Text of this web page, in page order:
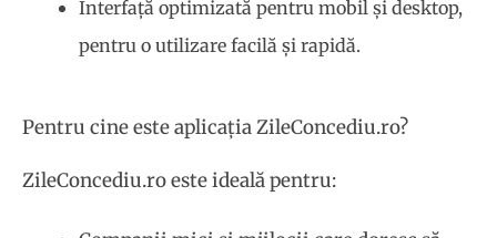
Interfață optimizată pentru mobil și desktop,
pentru o utilizare facilă și rapidă.
Pentru cine este aplicația ZileConcediu.ro?
ZileConcediu.ro este ideală pentru: